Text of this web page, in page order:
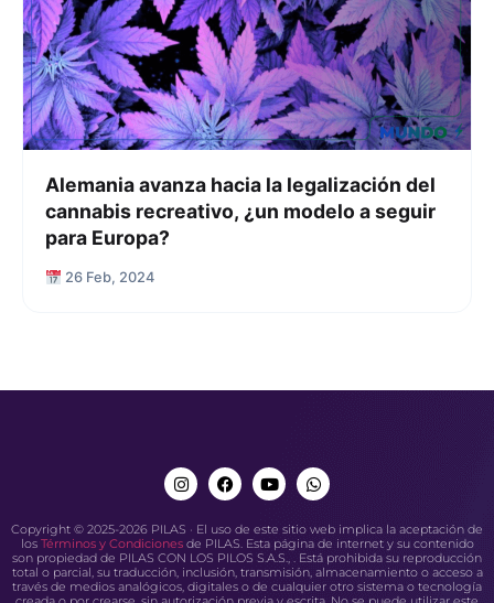
Alemania avanza hacia la legalización del
cannabis recreativo, ¿un modelo a seguir
para Europa?
26 Feb, 2024
Copyright © 2025-2026 PILAS · El uso de este sitio web implica la aceptación de
los Términos y Condicionesde PILAS. Esta página de internet y su contenido
son propiedad de PILAS CON LOS PILOS S.A.S., . Está prohibida su reproducción
total o parcial, su traducción, inclusión, transmisión, almacenamiento o acceso a
través de medios analógicos, digitales o de cualquier otro sistema o tecnología